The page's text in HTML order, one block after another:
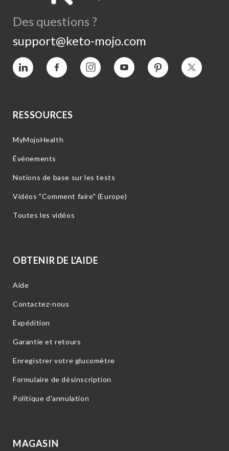
Des questions ?
support@keto-mojo.com
Vimeo Facebook InstagramYouTube Intérêt Twitter
RESSOURCES
MyMojoHealth
Événements
Notions de base sur les tests
Vidéos "Comment faire" (Europe)
Toutes les vidéos
OBTENIR DE L'AIDE
Aide
Contactez-nous
Expédition
Garantie et retours
Enregistrer votre glucomètre
Formulaire de désinscription
Politique d'annulation
MAGASIN